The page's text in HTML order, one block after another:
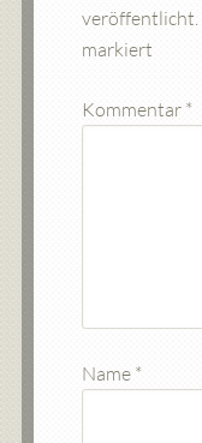
veröffentlicht.
markiert
Kommentar *
Name *